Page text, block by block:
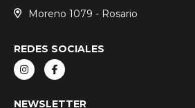
Moreno 1079 - Rosario
REDES SOCIALES
NEWSLETTER